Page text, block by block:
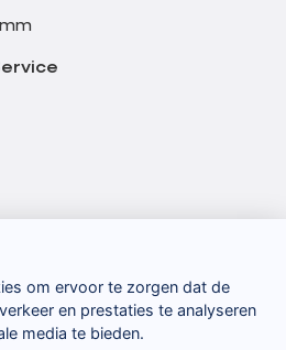
om ervoor te zorgen dat de
en prestaties te analyseren
media te bieden.